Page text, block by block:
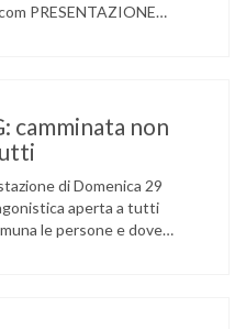
PRESENTAZIONE
di PREGNANA
camminata non
di Domenica 29
aperta a tutti
le persone e dove